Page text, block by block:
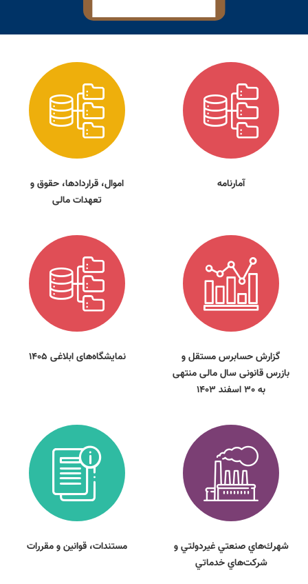
آمارنامه
اموال، قراردادها، حقوق و
تعهدات مالی
گزارش حسابرس مستقل و
بازرس قانونی سال مالی منتهی
به 30 اسفند 1403
نمایشگاه‌های ابلاغی 1405
شهرك‌هاي صنعتي غيردولتي و
شركت‌هاي خدماتي
مستندات، قوانين و مقررات